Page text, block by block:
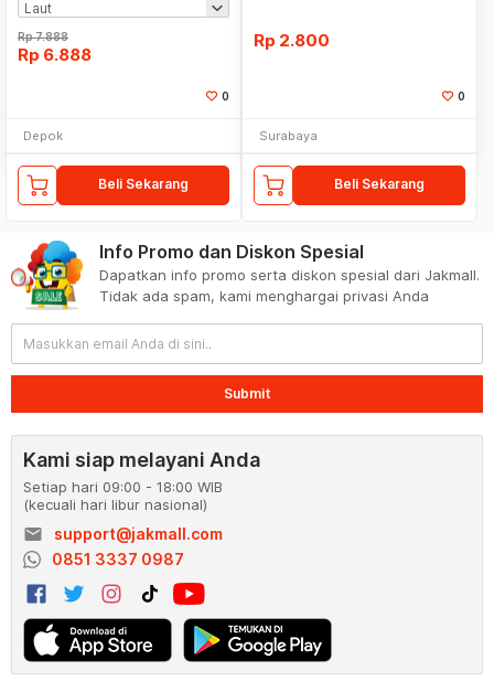
Rp7.888
Rp 6.888
0
Depok
Beli Sekarang
Rp 2.800
0
Surabaya
Beli Sekarang
Info Promo dan Diskon Spesial
Dapatkan info promo serta diskon spesial dari Jakmall.
Tidak ada spam, kami menghargai privasi Anda
Submit
Kami siap melayani Anda
Setiap hari 09:00 - 18:00 WIB
(kecuali hari libur nasional)
email
support@jakmall.com
0851 3337 0987